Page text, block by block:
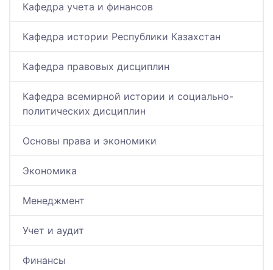
Кафедра учета и финансов
Кафедра истории Республики Казахстан
Кафедра правовых дисциплин
Кафедра всемирной истории и социально-
политических дисциплин
Основы права и экономики
Экономика
Менеджмент
Учет и аудит
Финансы